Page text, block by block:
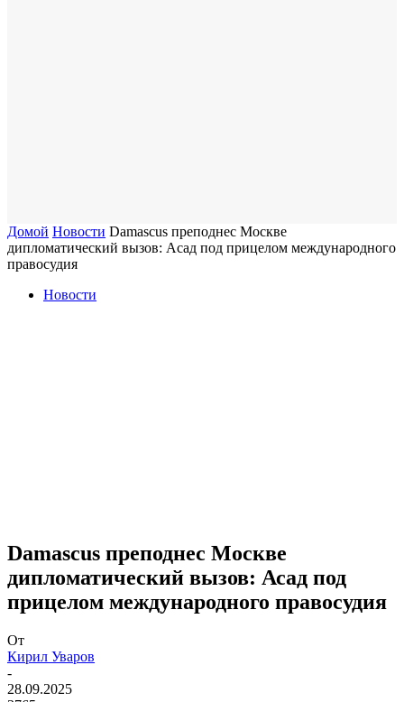
Домой Новости Damascus преподнес Москве
дипломатический вызов: Асад под прицелом международного
правосудия
Новости
Damascus преподнес Москве
дипломатический вызов: Асад под
прицелом международного правосудия
От
Кирил Уваров
-
28.09.2025